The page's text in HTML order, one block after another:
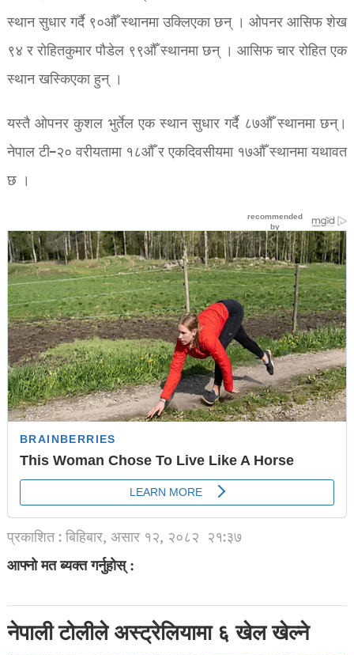
स्थान सुधार गर्दै ९०औँ स्थानमा उक्लिएका छन् । ओपनर आसिफ शेख
९४ र रोहितकुमार पौडेल ९९औँ स्थानमा छन् । आसिफ चार रोहित एक
स्थान खस्किएका हुन् ।
यस्तै ओपनर कुशल भुर्तेल एक स्थान सुधार गर्दै ८७औँ स्थानमा छन्।
नेपाल टी–२० वरीयतामा १८औँ र एकदिवसीयमा १७औँ स्थानमा यथावत
छ ।
प्रकाशित : बिहिबार, असार १२, २०८२ २१:३७
आफ्नो मत ब्यक्त गर्नुहोस् :
नेपाली टोलीले अस्ट्रेलियामा ६ खेल खेल्ने